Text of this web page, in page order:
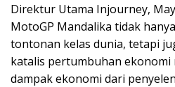
Direktur Utama Injourney,
MotoGP Mandalika tidak
tontonan kelas dunia, tetapi
katalis pertumbuhan ekonomi
dampak ekonomi dari